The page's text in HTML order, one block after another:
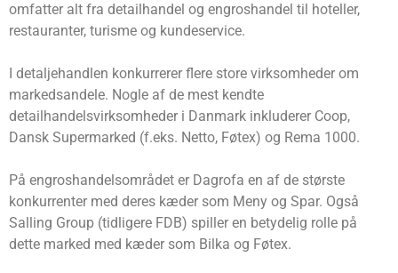
omfatter alt fra detailhandel og engroshandel til hoteller,
restauranter, turisme og kundeservice.
I detaljehandlen konkurrerer flere store virksomheder om
markedsandele. Nogle af de mest kendte
detailhandelsvirksomheder i Danmark inkluderer Coop,
Dansk Supermarked (f.eks. Netto, Føtex) og Rema 1000.
På engroshandelsområdet er Dagrofa en af ​​de største
konkurrenter med deres kæder som Meny og Spar. Også
Salling Group (tidligere FDB) spiller en betydelig rolle på
dette marked med kæder som Bilka og Føtex.